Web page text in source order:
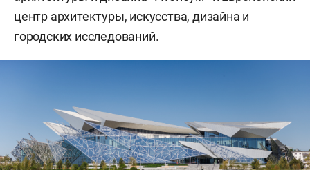
центр архитектуры, искусства, дизайна и
городских исследований.